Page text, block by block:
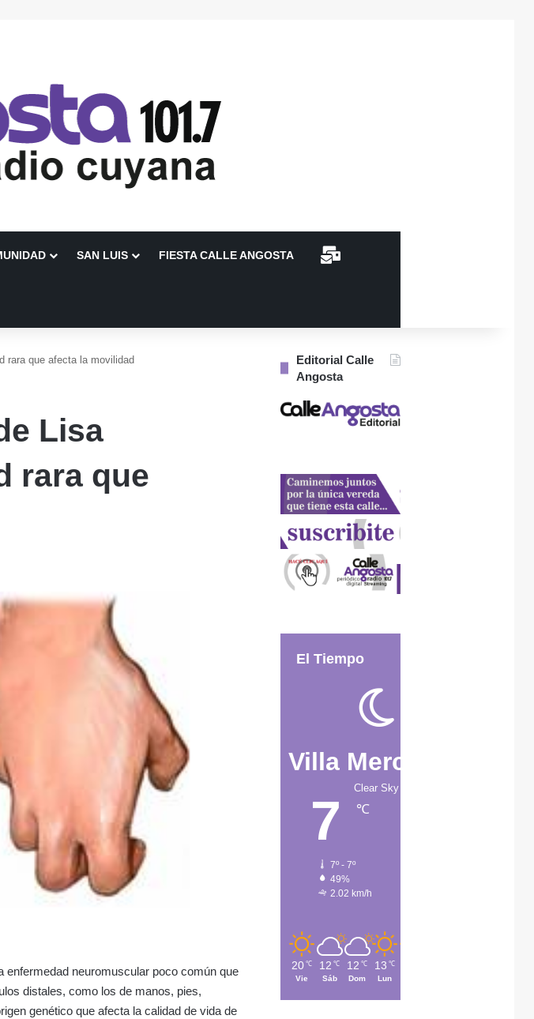
SAN LUIS FIESTA CALLE ANGOSTA CONTACTO
rara que afecta la movilidad
Lisa
rara que
enfermedad neuromuscular poco común que
distales, como los de manos, pies,
genético que afecta la calidad de vida de
Editorial Calle
Angosta
El Tiempo
Villa Mercedes
Clear Sky
7 ℃
7º - 7º
49%
2.02 km/h
20 ℃
Vie
12 ℃
Sáb
12 ℃
Dom
13 ℃
Lun